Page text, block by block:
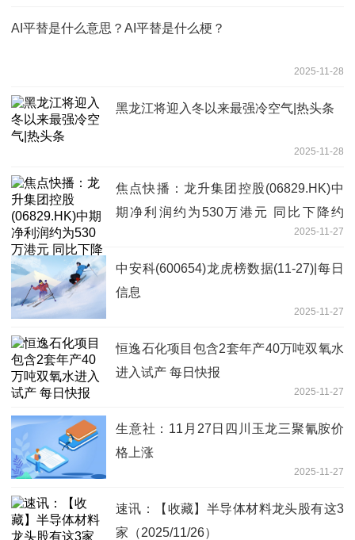
AI平替是什么意思？AI平替是什么梗？
2025-11-28
黑龙江将迎入冬以来最强冷空气|热头条
2025-11-28
焦点快播：龙升集团控股(06829.HK)中
期净利润约为530万港元 同比下降约
2025-11-27
中安科(600654)龙虎榜数据(11-27)|每日
信息
2025-11-27
恒逸石化项目包含2套年产40万吨双氧水
进入试产 每日快报
2025-11-27
生意社：11月27日四川玉龙三聚氰胺价
格上涨
2025-11-27
速讯：【收藏】半导体材料龙头股有这3
家（2025/11/26）